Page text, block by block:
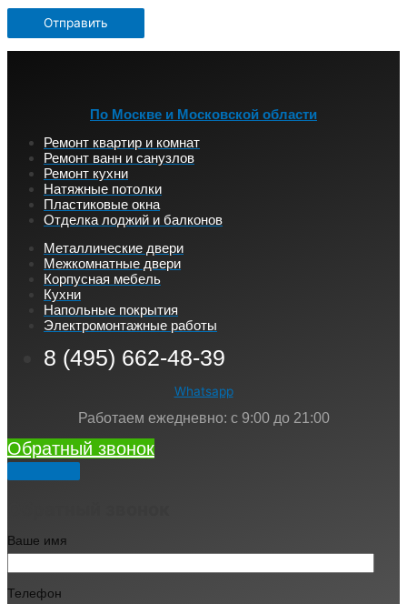
По Москве и Московской области
Ремонт квартир и комнат
Ремонт ванн и санузлов
Ремонт кухни
Натяжные потолки
Пластиковые окна
Отделка лоджий и балконов
Металлические двери
Межкомнатные двери
Корпусная мебель
Кухни
Напольные покрытия
Электромонтажные работы
8 (495) 662-48-39
Whatsapp
Работаем ежедневно: с 9:00 до 21:00
Обратный звонок
Ваше имя
Телефон